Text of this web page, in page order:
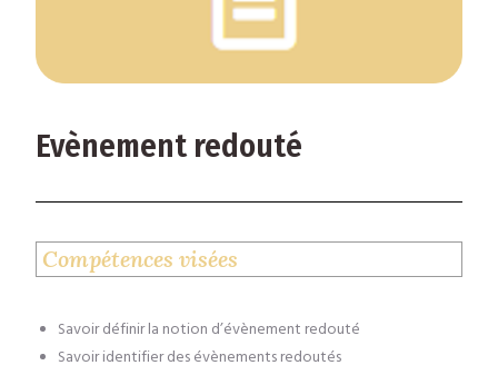
Evènement redouté
Compétences visées
Savoir définir la notion d’évènement redouté
Savoir identifier des évènements redoutés